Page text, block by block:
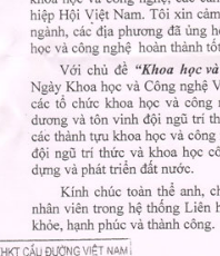
70 NĂM GTVT VIỆT
2015)